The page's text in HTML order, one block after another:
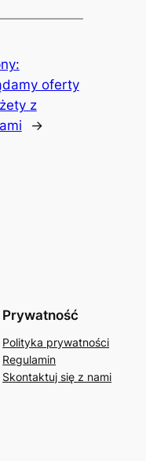
oferty
z
→
Prywatność
Polityka prywatności
Regulamin
Skontaktuj się z nami